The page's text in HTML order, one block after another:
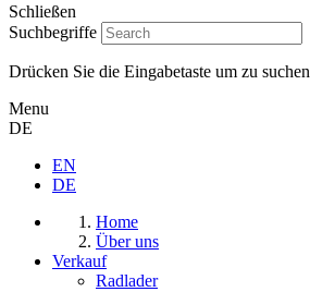
Schließen
Suchbegriffe
Drücken Sie die Eingabetaste um zu suchen
Menu
DE
EN
DE
Home
Über uns
Verkauf
Radlader